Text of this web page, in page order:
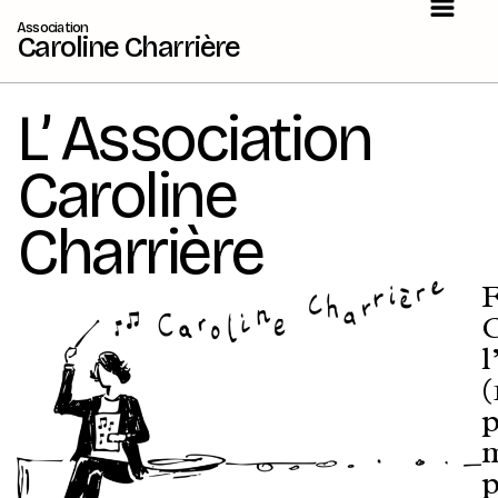
Association
Caroline Charrière
L’ Association
Caroline
Charrière